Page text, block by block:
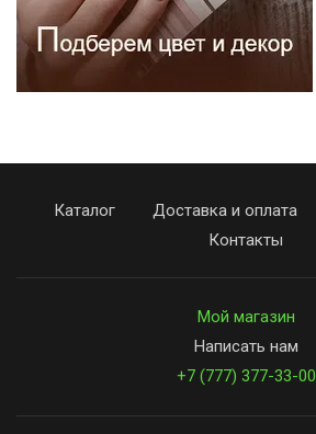
Каталог Доставка и оплата
Контакты
Мой магазин
Написать нам
+7 (777) 377-33-00